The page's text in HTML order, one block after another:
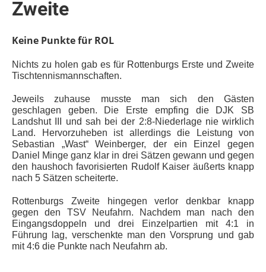
Zweite
Keine Punkte für ROL
Nichts zu holen gab es für Rottenburgs Erste und Zweite
Tischtennismannschaften.
Jeweils zuhause musste man sich den Gästen
geschlagen geben. Die Erste empfing die DJK SB
Landshut III und sah bei der 2:8-Niederlage nie wirklich
Land. Hervorzuheben ist allerdings die Leistung von
Sebastian „Wast“ Weinberger, der ein Einzel gegen
Daniel Minge ganz klar in drei Sätzen gewann und gegen
den haushoch favorisierten Rudolf Kaiser äußerts knapp
nach 5 Sätzen scheiterte.
Rottenburgs Zweite hingegen verlor denkbar knapp
gegen den TSV Neufahrn. Nachdem man nach den
Eingangsdoppeln und drei Einzelpartien mit 4:1 in
Führung lag, verschenkte man den Vorsprung und gab
mit 4:6 die Punkte nach Neufahrn ab.